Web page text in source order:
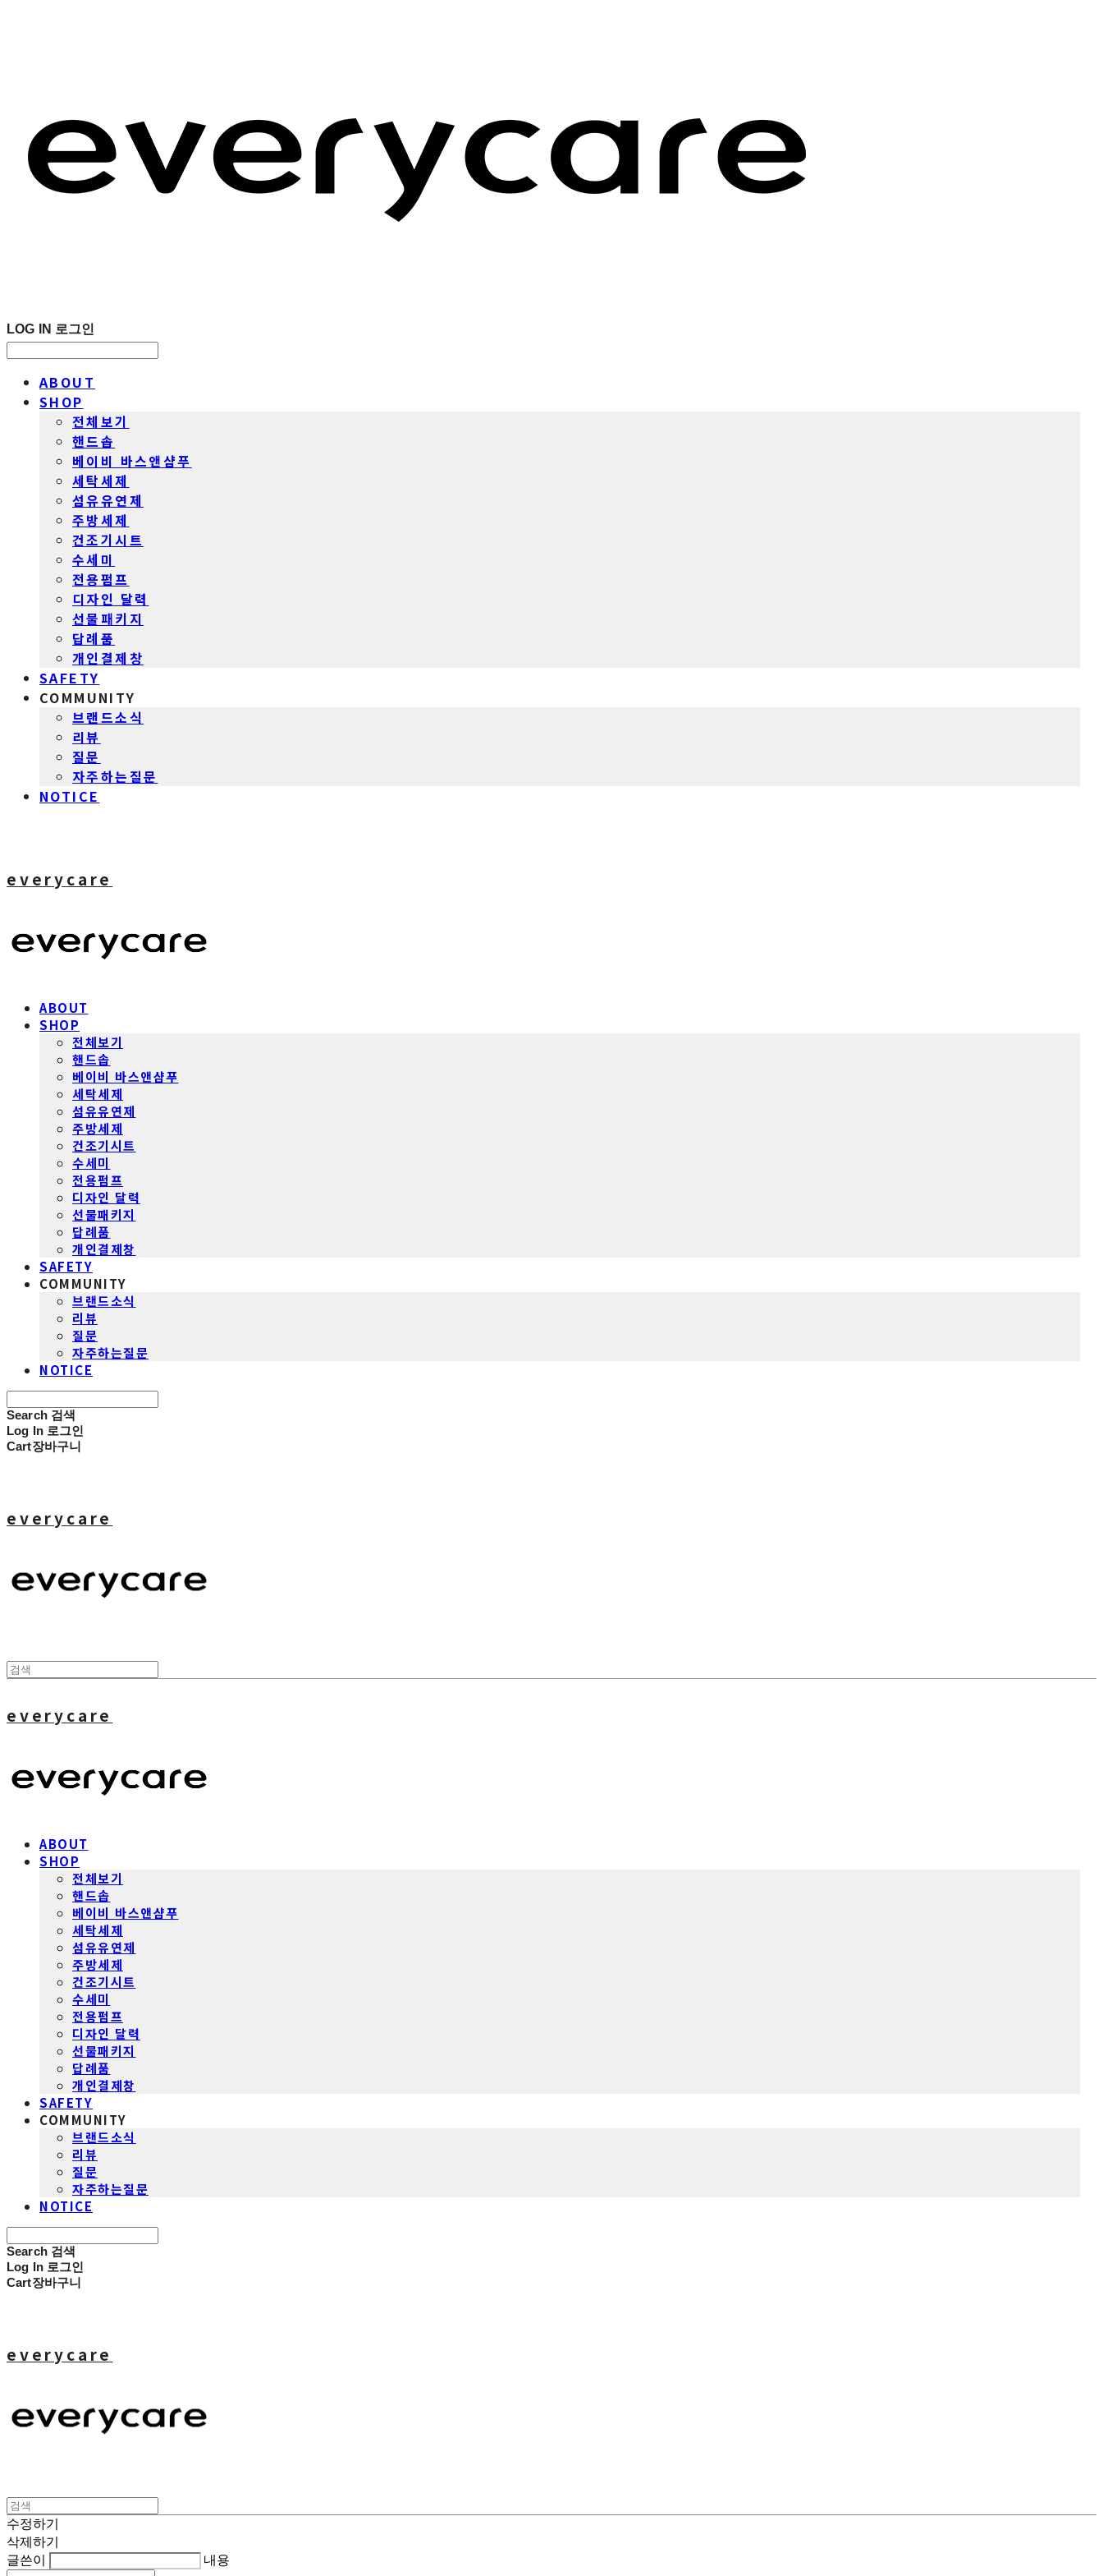
LOG IN 로그인
ABOUT
SHOP
전체보기
핸드솝
베이비 바스앤샴푸
세탁세제
섬유유연제
주방세제
건조기시트
수세미
전용펌프
디자인 달력
선물패키지
답례품
개인결제창
SAFETY
COMMUNITY
브랜드소식
리뷰
질문
자주하는질문
NOTICE
everycare
ABOUT
SHOP
전체보기
핸드솝
베이비 바스앤샴푸
세탁세제
섬유유연제
주방세제
건조기시트
수세미
전용펌프
디자인 달력
선물패키지
답례품
개인결제창
SAFETY
COMMUNITY
브랜드소식
리뷰
질문
자주하는질문
NOTICE
Search 검색
Log In 로그인
Cart장바구니
everycare
everycare
ABOUT
SHOP
전체보기
핸드솝
베이비 바스앤샴푸
세탁세제
섬유유연제
주방세제
건조기시트
수세미
전용펌프
디자인 달력
선물패키지
답례품
개인결제창
SAFETY
COMMUNITY
브랜드소식
리뷰
질문
자주하는질문
NOTICE
Search 검색
Log In 로그인
Cart장바구니
everycare
수정하기
삭제하기
글쓴이
내용